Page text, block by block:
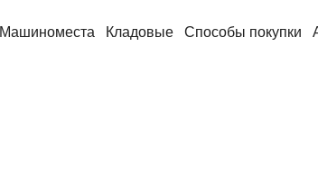
Машиноместа Кладовые Способы покупки